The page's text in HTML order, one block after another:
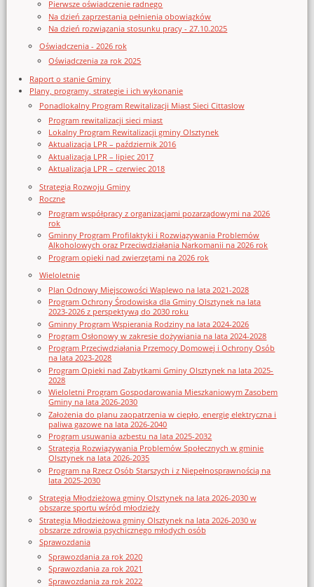
Pierwsze oświadczenie radnego
Na dzień zaprzestania pełnienia obowiązków
Na dzień rozwiązania stosunku pracy - 27.10.2025
Oświadczenia - 2026 rok
Oświadczenia za rok 2025
Raport o stanie Gminy
Plany, programy, strategie i ich wykonanie
Ponadlokalny Program Rewitalizacji Miast Sieci Cittaslow
Program rewitalizacji sieci miast
Lokalny Program Rewitalizacji gminy Olsztynek
Aktualizacja LPR – październik 2016
Aktualizacja LPR – lipiec 2017
Aktualizacja LPR – czerwiec 2018
Strategia Rozwoju Gminy
Roczne
Program współpracy z organizacjami pozarządowymi na 2026
rok
Gminny Program Profilaktyki i Rozwiązywania Problemów
Alkoholowych oraz Przeciwdziałania Narkomanii na 2026 rok
Program opieki nad zwierzętami na 2026 rok
Wieloletnie
Plan Odnowy Miejscowości Waplewo na lata 2021-2028
Program Ochrony Środowiska dla Gminy Olsztynek na lata
2023-2026 z perspektywą do 2030 roku
Gminny Program Wspierania Rodziny na lata 2024-2026
Program Osłonowy w zakresie dożywiania na lata 2024-2028
Program Przeciwdziałania Przemocy Domowej i Ochrony Osób
na lata 2023-2028
Program Opieki nad Zabytkami Gminy Olsztynek na lata 2025-
2028
Wieloletni Program Gospodarowania Mieszkaniowym Zasobem
Gminy na lata 2026-2030
Założenia do planu zaopatrzenia w ciepło, energię elektryczna i
paliwa gazowe na lata 2026-2040
Program usuwania azbestu na lata 2025-2032
Strategia Rozwiązywania Problemów Społecznych w gminie
Olsztynek na lata 2026-2035
Program na Rzecz Osób Starszych i z Niepełnosprawnością na
lata 2025-2030
Strategia Młodzieżowa gminy Olsztynek na lata 2026-2030 w
obszarze sportu wśród młodzieży
Strategia Młodzieżowa gminy Olsztynek na lata 2026-2030 w
obszarze zdrowia psychicznego młodych osób
Sprawozdania
Sprawozdania za rok 2020
Sprawozdania za rok 2021
Sprawozdania za rok 2022